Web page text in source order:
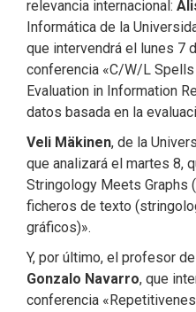
relevancia internacional:
Informática de la
que intervendrá el lunes 7
conferencia «C/W/L
Evaluation in Information
datos basada en la
Veli Mäkinen, de la
que analizará el martes 8,
Stringology Meets Graphs
ficheros de texto
gráficos)».
Y, por último, el profesor
Gonzalo Navarro, que
conferencia